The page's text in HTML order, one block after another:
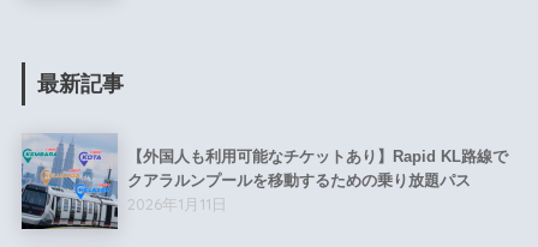
最新記事
【外国人も利用可能なチケットあり】Rapid KL路線で
クアラルンプールを移動するための乗り放題パス
2026年1月11日